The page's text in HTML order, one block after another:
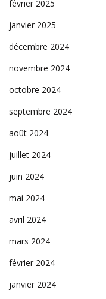
février 2025
janvier 2025
décembre 2024
novembre 2024
octobre 2024
septembre 2024
août 2024
juillet 2024
juin 2024
mai 2024
avril 2024
mars 2024
février 2024
janvier 2024